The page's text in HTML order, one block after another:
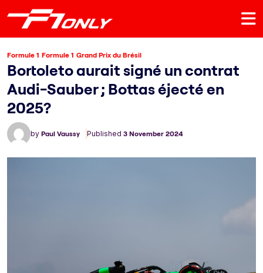
Formule 1 Formule 1 Grand Prix du Brésil
Bortoleto aurait signé un contrat
Audi-Sauber ; Bottas éjecté en
2025?
by Paul Vaussy Published 3 November 2024